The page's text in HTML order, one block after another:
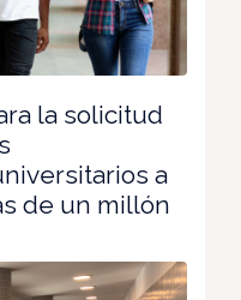
la solicitud
a
de un millón